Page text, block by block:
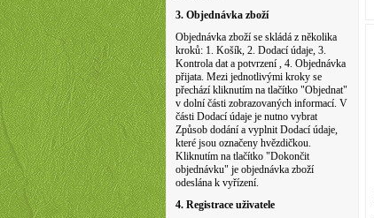
3. Objednávka zboží
Objednávka zboží se skládá z několika
kroků: 1. Košík, 2. Dodací údaje, 3.
Kontrola dat a potvrzení , 4. Objednávka
přijata. Mezi jednotlivými kroky se
přechází kliknutím na tlačítko "Objednat"
v dolní části zobrazovaných informací. V
části Dodací údaje je nutno vybrat
Způsob dodání a vyplnit Dodací údaje,
které jsou označeny hvězdičkou.
Kliknutím na tlačítko "Dokončit
objednávku" je objednávka zboží
odeslána k vyřízení.
4. Registrace uživatele